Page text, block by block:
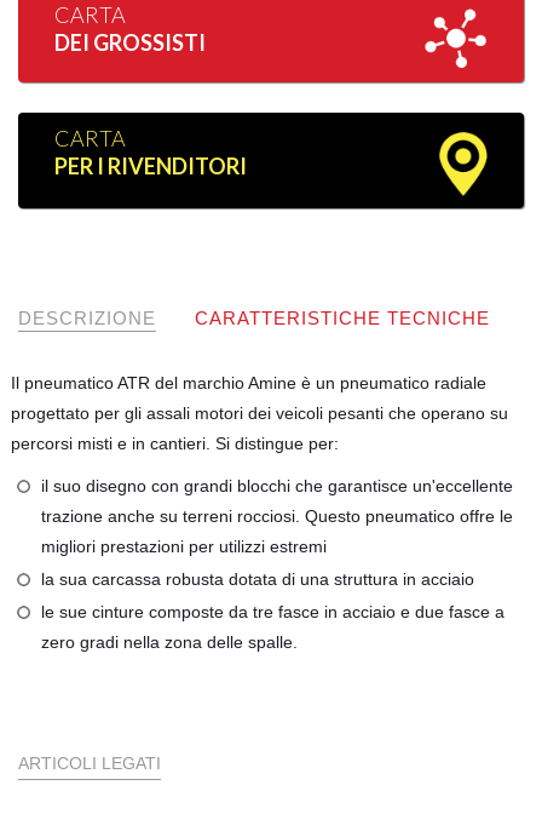
CARTA
DEI GROSSISTI
CARTA
PER I RIVENDITORI
DESCRIZIONE CARATTERISTICHE TECNICHE
Il pneumatico ATR del marchio Amine è un pneumatico radiale
progettato per gli assali motori dei veicoli pesanti che operano su
percorsi misti e in cantieri. Si distingue per:
il suo disegno con grandi blocchi che garantisce un'eccellente
trazione anche su terreni rocciosi. Questo pneumatico offre le
migliori prestazioni per utilizzi estremi
la sua carcassa robusta dotata di una struttura in acciaio
le sue cinture composte da tre fasce in acciaio e due fasce a
zero gradi nella zona delle spalle.
ARTICOLI LEGATI